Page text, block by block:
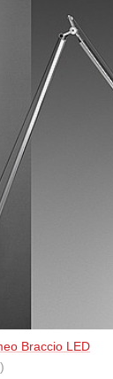
Braccio LED